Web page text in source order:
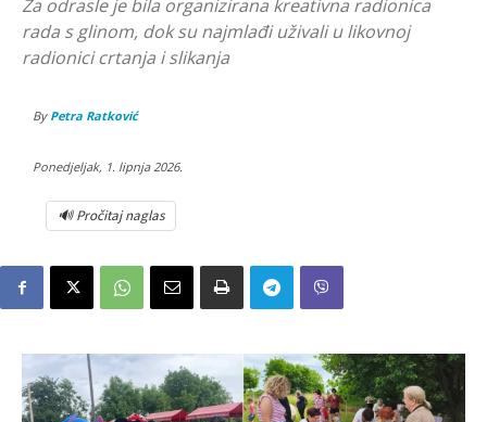
Za odrasle je bila organizirana kreativna radionica
rada s glinom, dok su najmlađi uživali u likovnoj
radionici crtanja i slikanja
By Petra Ratković
Ponedjeljak, 1. lipnja 2026.
🔊 Pročitaj naglas